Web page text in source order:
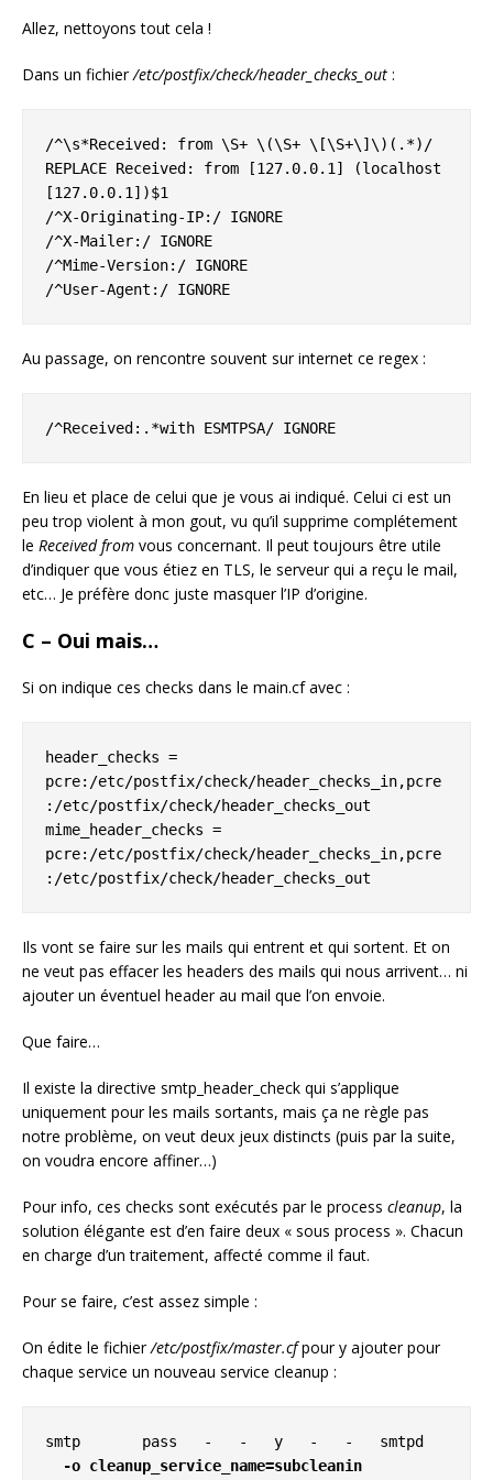
Allez, nettoyons tout cela !
Dans un fichier/etc/postfix/check/header_checks_out :
/^\s*Received: from \S+ \(\S+ \[\S+\]\)(.*)/
REPLACE Received: from [127.0.0.1] (localhost
[127.0.0.1])$1
/^X-Originating-IP:/ IGNORE
/^X-Mailer:/ IGNORE
/^Mime-Version:/ IGNORE
/^User-Agent:/ IGNORE
Au passage, on rencontre souvent sur internet ce regex :
/^Received:.*with ESMTPSA/ IGNORE
En lieu et place de celui que je vous ai indiqué. Celui ci est un
peu trop violent à mon gout, vu qu’il supprime complétement
le Received from vous concernant. Il peut toujours être utile
d’indiquer que vous étiez en TLS, le serveur qui a reçu le mail,
etc… Je préfère donc juste masquer l’IP d’origine.
C – Oui mais…
Si on indique ces checks dans le main.cf avec :
header_checks =
pcre:/etc/postfix/check/header_checks_in,pcre
:/etc/postfix/check/header_checks_out
mime_header_checks =
pcre:/etc/postfix/check/header_checks_in,pcre
:/etc/postfix/check/header_checks_out
Ils vont se faire sur les mails qui entrent et qui sortent. Et on
ne veut pas effacer les headers des mails qui nous arrivent… ni
ajouter un éventuel header au mail que l’on envoie.
Que faire…
Il existe la directive smtp_header_check qui s’applique
uniquement pour les mails sortants, mais ça ne règle pas
notre problème, on veut deux jeux distincts (puis par la suite,
on voudra encore affiner…)
Pour info, ces checks sont exécutés par le process cleanup, la
solution élégante est d’en faire deux « sous process ». Chacun
en charge d’un traitement, affecté comme il faut.
Pour se faire, c’est assez simple :
On édite le fichier/etc/postfix/master.cfpour y ajouter pour
chaque service un nouveau service cleanup :
  -o cleanup_service_name=subcleanin